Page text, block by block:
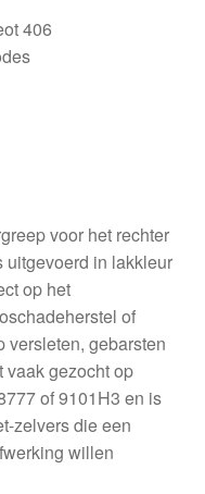
406
voor het rechter
uitgevoerd in lakkleur
op het
of
versleten, gebarsten
vaak gezocht op
of 9101H3 en is
zelvers die een
willen